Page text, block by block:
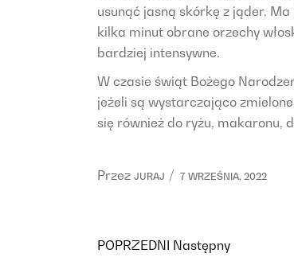
usunąć jasną skórkę z jąder.
kilka minut obrane orzechy
bardziej intensywne.
W czasie świąt Bożego
jeżeli są wystarczająco
się również do ryżu, makaronu,
Przez JURAJ 7 WRZEŚNIA, 2022
POPRZEDNI Następny